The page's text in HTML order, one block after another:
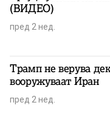
(ВИДЕО)
пред 2 нед.
Трамп не верува
вооружуваат Иран
пред 2 нед.